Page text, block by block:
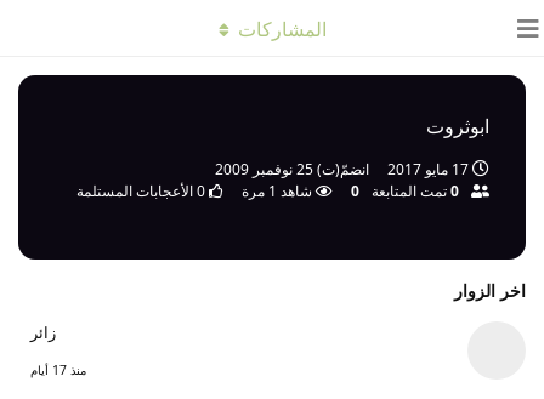
ابوثروت
17 مايو 2017 انضمّ(ت)25 نوفمبر 2009
0تمت المتابعة 0 شاهد 1 مرة 0الأعجابات المستلمة
المشاركات
اخر الزوار
زائر
منذ 17 أيام